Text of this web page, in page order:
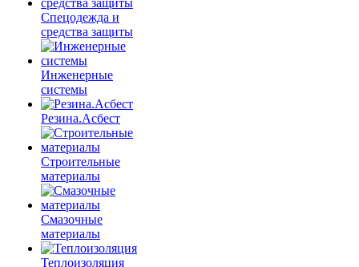
Спецодежда и
средства защиты
Инженерные
системы
Резина.Асбест
Строительные
материалы
Смазочные
материалы
Теплоизоляция